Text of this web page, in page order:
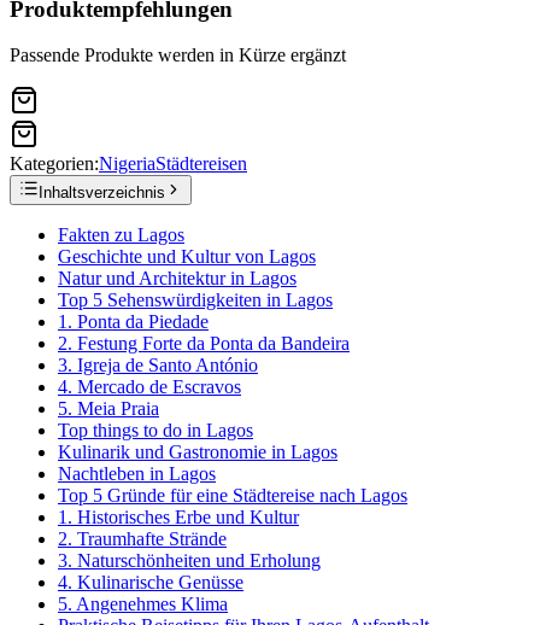
Produktempfehlungen
Passende Produkte werden in Kürze ergänzt
Kategorien:NigeriaStädtereisen
Inhaltsverzeichnis
Fakten zu Lagos
Geschichte und Kultur von Lagos
Natur und Architektur in Lagos
Top 5 Sehenswürdigkeiten in Lagos
1. Ponta da Piedade
2. Festung Forte da Ponta da Bandeira
3. Igreja de Santo António
4. Mercado de Escravos
5. Meia Praia
Top things to do in Lagos
Kulinarik und Gastronomie in Lagos
Nachtleben in Lagos
Top 5 Gründe für eine Städtereise nach Lagos
1. Historisches Erbe und Kultur
2. Traumhafte Strände
3. Naturschönheiten und Erholung
4. Kulinarische Genüsse
5. Angenehmes Klima